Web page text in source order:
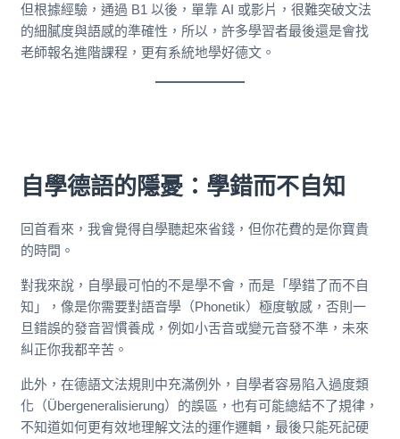
但根據經驗，通過 B1 以後，單靠 AI 或影片，很難突破文法
的細膩度與語感的準確性，所以，許多學習者最後還是會找
老師報名進階課程，更有系統地學好德文。
自學德語的隱憂：學錯而不自知
回首看來，我會覺得自學聽起來省錢，但你花費的是你寶貴
的時間。
對我來說，自學最可怕的不是學不會，而是「學錯了而不自
知」，像是你需要對語音學（Phonetik）極度敏感，否則一
旦錯誤的發音習慣養成，例如小舌音或變元音發不準，未來
糾正你我都辛苦。
此外，在德語文法規則中充滿例外，自學者容易陷入過度類
化（Übergeneralisierung）的誤區，也有可能總結不了規律，
不知道如何更有效地理解文法的運作邏輯，最後只能死記硬